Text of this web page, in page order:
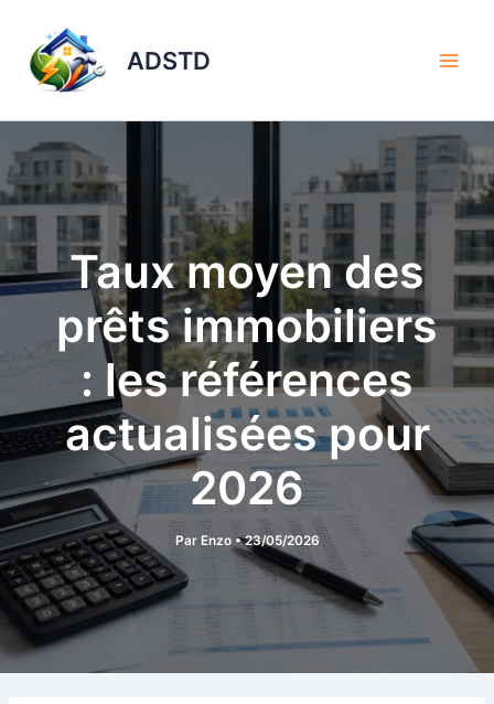
contenu
ADSTD
Taux moyen des
prêts immobiliers
: les références
actualisées pour
2026
Par Enzo •23/05/2026